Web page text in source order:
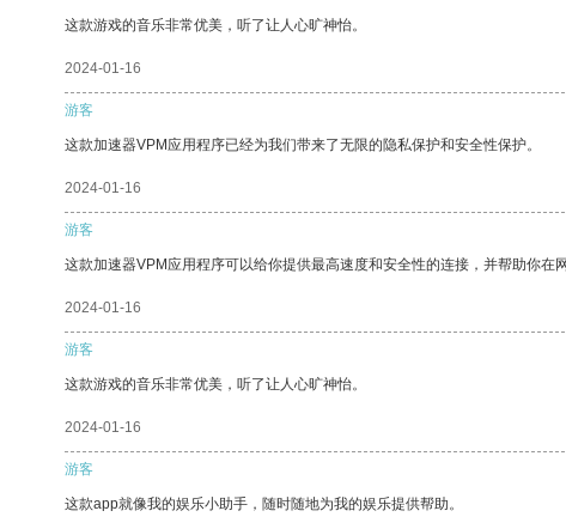
这款游戏的音乐非常优美，听了让人心旷神怡。
2024-01-16
游客
这款加速器VPM应用程序已经为我们带来了无限的隐私保护和安全性保护。
2024-01-16
游客
这款加速器VPM应用程序可以给你提供最高速度和安全性的连接，并帮助你在
2024-01-16
游客
这款游戏的音乐非常优美，听了让人心旷神怡。
2024-01-16
游客
这款app就像我的娱乐小助手，随时随地为我的娱乐提供帮助。